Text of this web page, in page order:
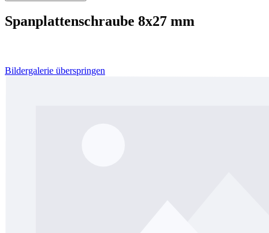
Spanplattenschraube 8x27 mm
Bildergalerie überspringen